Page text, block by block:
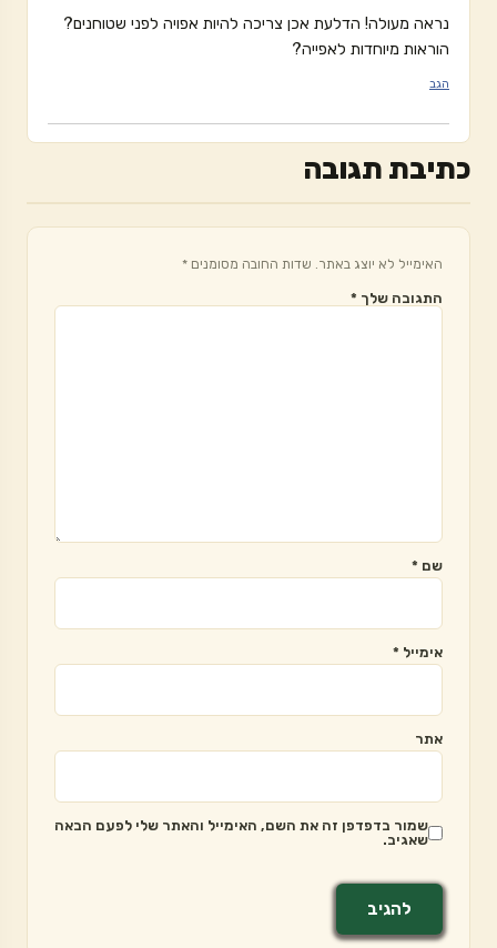
נראה מעולה! הדלעת אכן צריכה להיות אפויה לפני שטוחנים?
הוראות מיוחדות לאפייה?
הגב
כתיבת תגובה
האימייל לא יוצג באתר. שדות החובה מסומנים *
התגובה שלך *
שם *
אימייל *
אתר
שמור בדפדפן זה את השם, האימייל והאתר שלי לפעם הבאה
שאגיב.